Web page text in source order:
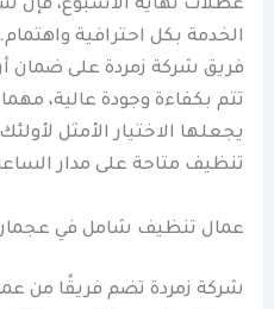
عطلات نهاية الأسبوع، فإن
الخدمة بكل احترافية
فريق شركة زمردة على ضمان
تتم بكفاءة وجودة عالية،
يجعلها الاختيار الأمثل
تنظيف متاحة على مدار
عمال تنظيف شامل في
شركة زمردة تضم فريقًا من